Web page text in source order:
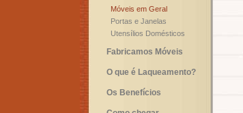
Móveis em Geral
Portas e Janelas
Utensílios Domésticos
Fabricamos Móveis
O que é Laqueamento?
Os Benefícios